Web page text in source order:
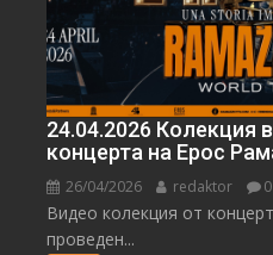
24.04.2026 Колекция
концерта на Ерос
26/04/2026 redaktor 0
Видео колекция от
проведен...